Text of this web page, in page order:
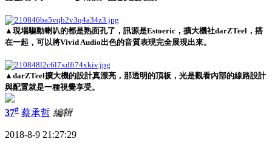
▲現場驅動喇叭的都是熟面孔了，訊源是Estoeric，擴大機社darZTeel，搭
在一起，可以將Vivid Audio出色的音質表現完全展現出來。
▲darZTeel擴大機的設計真漂亮，那透明的頂板，光是觀看內部的線路設計
與配置就是一種視覺享受。
37# 蔡承哲 編輯
2018-8-9 21:27:29